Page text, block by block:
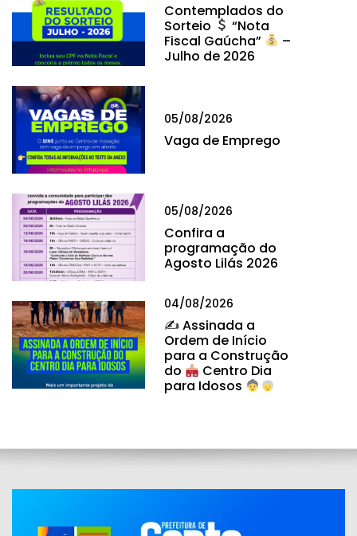
Contemplados do
Sorteio
“Nota
Fiscal Gaúcha”
–
Julho de 2026
05/08/2026
Vaga de Emprego
05/08/2026
Confira a
programação do
Agosto Lilás 2026
04/08/2026
✍ Assinada a
Ordem de Início
para a Construção
do
Centro Dia
para Idosos